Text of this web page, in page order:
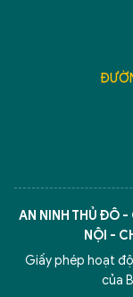
AN NINH THỦ ĐÔ -
NỘI -
Giấy phép hoạt
của